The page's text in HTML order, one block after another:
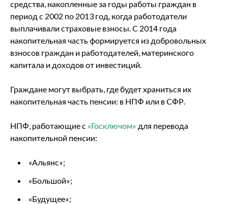
средства, накопленные за годы работы граждан в
период с 2002 по 2013 год, когда работодатели
выплачивали страховые взносы. С 2014 года
накопительная часть формируется из добровольных
взносов граждан и работодателей, материнского
капитала и доходов от инвестиций.
Граждане могут выбрать, где будет храниться их
накопительная часть пенсии: в НПФ или в СФР.
НПФ, работающие с «Госключом» для перевода
накопительной пенсии:
«Альянс»;
«Большой»;
«Будущее»;